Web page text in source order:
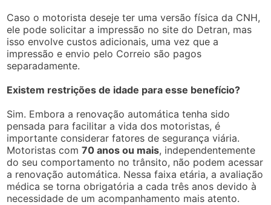
Caso o motorista deseje ter uma versão física da CNH,
ele pode solicitar a impressão no site do Detran, mas
isso envolve custos adicionais, uma vez que a
impressão e envio pelo Correio são pagos
separadamente.
Existem restrições de idade para esse benefício?
Sim. Embora a renovação automática tenha sido
pensada para facilitar a vida dos motoristas, é
importante considerar fatores de segurança viária.
Motoristas com70 anos ou mais, independentemente
do seu comportamento no trânsito, não podem acessar
a renovação automática. Nessa faixa etária, a avaliação
médica se torna obrigatória a cada três anos devido à
necessidade de um acompanhamento mais atento.